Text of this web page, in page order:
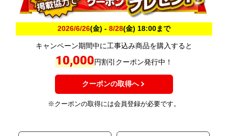
2026/6/26(金) - 8/28(金) 18:00まで
キャンペーン期間中に工事込み商品を購入すると
10,000円割引クーポン発行中！
クーポンの取得へ
※クーポンの取得には会員登録が必要です。